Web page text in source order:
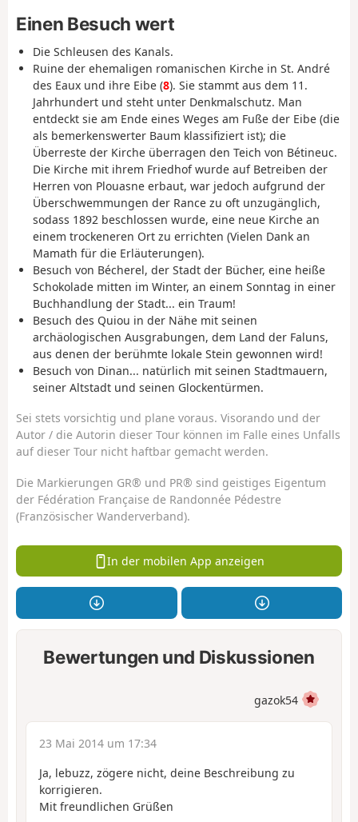
Einen Besuch wert
Die Schleusen des Kanals.
Ruine der ehemaligen romanischen Kirche in St. André
des Eaux und ihre Eibe (8). Sie stammt aus dem 11.
Jahrhundert und steht unter Denkmalschutz. Man
entdeckt sie am Ende eines Weges am Fuße der Eibe (die
als bemerkenswerter Baum klassifiziert ist); die
Überreste der Kirche überragen den Teich von Bétineuc.
Die Kirche mit ihrem Friedhof wurde auf Betreiben der
Herren von Plouasne erbaut, war jedoch aufgrund der
Überschwemmungen der Rance zu oft unzugänglich,
sodass 1892 beschlossen wurde, eine neue Kirche an
einem trockeneren Ort zu errichten (Vielen Dank an
Mamath für die Erläuterungen).
Besuch von Bécherel, der Stadt der Bücher, eine heiße
Schokolade mitten im Winter, an einem Sonntag in einer
Buchhandlung der Stadt... ein Traum!
Besuch des Quiou in der Nähe mit seinen
archäologischen Ausgrabungen, dem Land der Faluns,
aus denen der berühmte lokale Stein gewonnen wird!
Besuch von Dinan... natürlich mit seinen Stadtmauern,
seiner Altstadt und seinen Glockentürmen.
Sei stets vorsichtig und plane voraus. Visorando und der
Autor / die Autorin dieser Tour können im Falle eines Unfalls
auf dieser Tour nicht haftbar gemacht werden.
Die Markierungen GR® und PR® sind geistiges Eigentum
der Fédération Française de Randonnée Pédestre
(Französischer Wanderverband).
In der mobilen App anzeigen
Bewertungen und Diskussionen
gazok54
23 Mai 2014 um 17:34
Ja, lebuzz, zögere nicht, deine Beschreibung zu
korrigieren.
Mit freundlichen Grüßen